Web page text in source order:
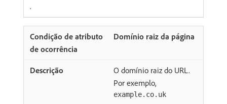
.
Domínio raiz da página
O domínio raiz do URL.
Por exemplo,
example.co.uk